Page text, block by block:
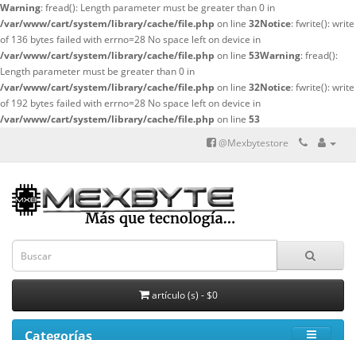
Warning: fread(): Length parameter must be greater than 0 in
/var/www/cart/system/library/cache/file.php on line 32Notice: fwrite(): write
of 136 bytes failed with errno=28 No space left on device in
/var/www/cart/system/library/cache/file.php on line 53Warning: fread():
Length parameter must be greater than 0 in
/var/www/cart/system/library/cache/file.php on line 32Notice: fwrite(): write
of 192 bytes failed with errno=28 No space left on device in
/var/www/cart/system/library/cache/file.php on line 53
@Mexbytestore
artículo (s) - $0
Categorías